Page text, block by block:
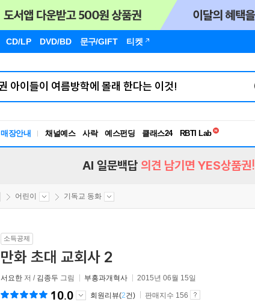
CD/LP DVD/BD 문구/GIFT 티켓
매장안내 채널예스 사락 예스펀딩 클래스24
독서유형검사
AI 일문백답 의견 남기면 YES상품권!
어린이 기독교 동화
소득공제
만화 초대 교회사 2
서요한 저 / 김종두 그림 부흥과개혁사 2015년 06월 15일
10.0 회원리뷰(2건) 판매지수 156